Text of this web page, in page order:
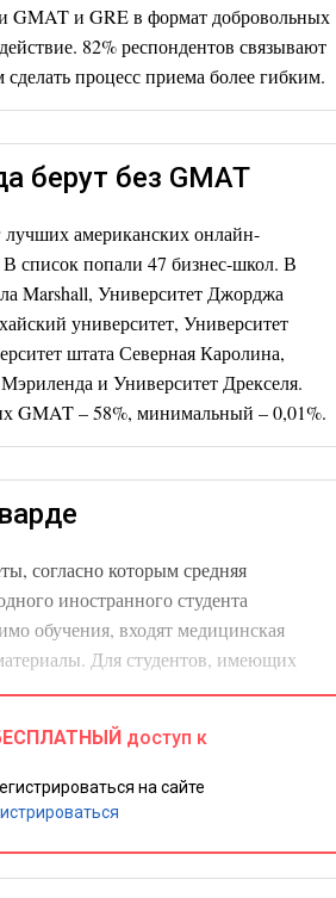
GMAT и GRE в формат добровольных
82% респондентов связывают
процесс приема более гибким.
берут без GMAT
лучших американских онлайн-
список попали 47 бизнес-школ. В
Marshall, Университет Джорджа
университет, Университет
штата Северная Каролина,
и Университет Дрекселя.
GMAT – 58%, минимальный – 0,01%.
согласно которым средняя
иностранного студента
обучения, входят медицинская
Для студентов, имеющих
в год. Гарвард ежегодно выделяет
получают в среднем $42 тыс. в
доступ к
на сайте